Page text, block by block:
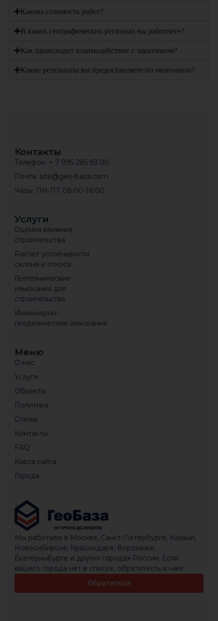
Какова стоимость работ?
В каких географических регионах вы работаете?
Как происходит взаимодействие с заказчиком?
Какие результаты вы предоставляете по окончании?
Мы работаем в Москве, Санкт-Петербурге, Казани,
Новосибирске, Краснодаре, Воронеже,
Екатеринбурге и других городах России. Если
вашего города нет в списке, обратитесть к нам!
Обратиться
Услуги
Оценка влияния
строительства
Расчет устойчивости
склона и откоса
Геотехнические
изыскания для
строительства
Инженерно-
геодезические изыскания
Меню
О нас
Услуги
Объекты
Политика
Статьи
Контакты
FAQ
Карта сайта
Города
Контакты
Телефон: + 7 995 285 93 00
Почта: site@geo-baza.com
Часы: ПН-ПТ 08:00-18:00